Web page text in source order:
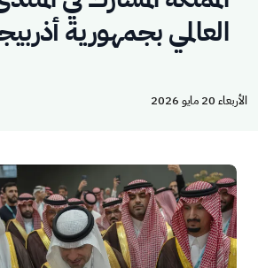
العالمي بجمهورية
الأربعاء 20 مايو 2026